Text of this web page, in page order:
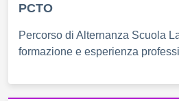
PCTO
Percorso di Alternanza Scuola
formazione e esperienza